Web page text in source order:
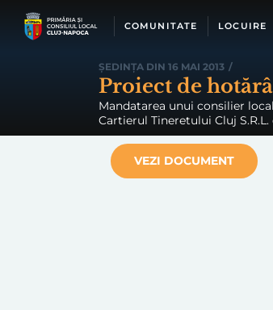
COMUNITATE LOCUIRE
ȘEDINȚA DIN 16 MAI 2013 /
Proiect de
Mandatarea unui consilier
Cartierul Tineretului Cluj
VEZI DOCUMENT